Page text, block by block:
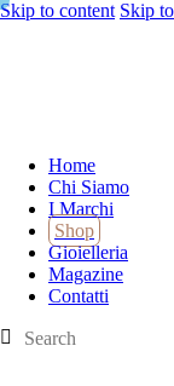
Skip to content Skip
Home
Chi Siamo
I Marchi
Shop
Gioielleria
Magazine
Contatti